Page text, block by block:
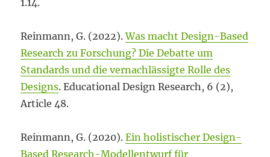
1.14.
Reinmann, G. (2022).Was macht Design-Based
Research zu Forschung? Die Debatte um
Standards und die vernachlässigte Rolle des
Designs. Educational Design Research, 6 (2),
Article 48.
Reinmann, G. (2020).Ein holistischer Design-
Based Research-Modellentwurf für